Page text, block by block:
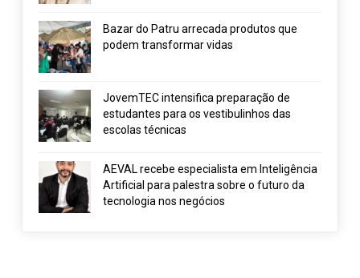
Bazar do Patru arrecada produtos que
podem transformar vidas
JovemTEC intensifica preparação de
estudantes para os vestibulinhos das
escolas técnicas
AEVAL recebe especialista em Inteligência
Artificial para palestra sobre o futuro da
tecnologia nos negócios